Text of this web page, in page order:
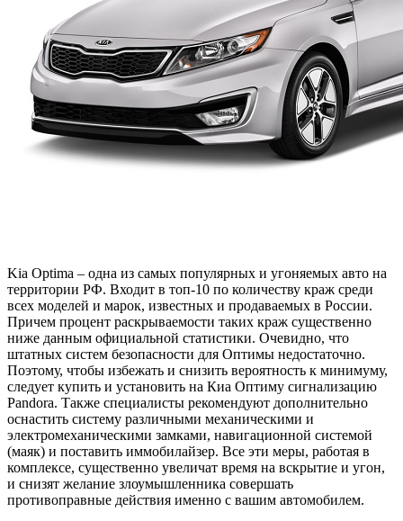
Kia Optima – одна из самых популярных и угоняемых авто на
территории РФ. Входит в топ-10 по количеству краж среди
всех моделей и марок, известных и продаваемых в России.
Причем процент раскрываемости таких краж существенно
ниже данным официальной статистики. Очевидно, что
штатных систем безопасности для Оптимы недостаточно.
Поэтому, чтобы избежать и снизить вероятность к минимуму,
следует купить и установить на Киа Оптиму сигнализацию
Pandora. Также специалисты рекомендуют дополнительно
оснастить систему различными механическими и
электромеханическими замками, навигационной системой
(маяк) и поставить иммобилайзер. Все эти меры, работая в
комплексе, существенно увеличат время на вскрытие и угон,
и снизят желание злоумышленника совершать
противоправные действия именно с вашим автомобилем.